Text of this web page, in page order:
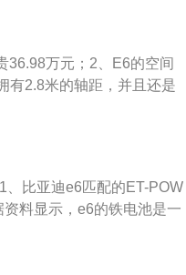
后排空间都不会觉得狭
样的尺寸对于一款七座定
36.98万元；2、E6的空间
有2.8米的轴距，并且还是
可以很轻松地翘起二郎
基本与后视镜处在同一高
使用了很多电子仪器的原
的数量也不多，就是门板
度比较高，拿取大件行李
座椅也不能放倒拓展空
、比亚迪e6匹配的ET-POW
料显示，e6的铁电池是一
方式分解吸收。另外，e6